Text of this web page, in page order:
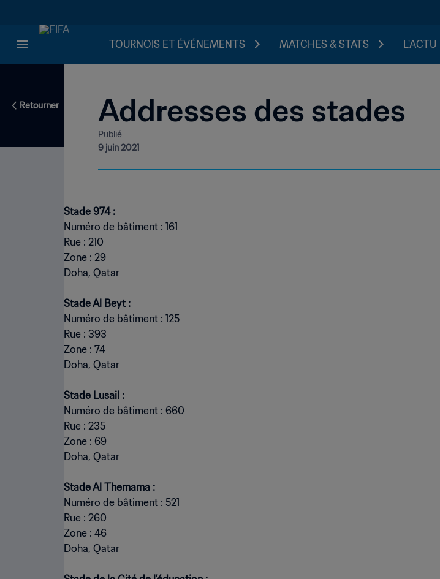
TOURNOIS ET ÉVÉNEMENTS MATCHES & STATS L'ACTU
Retourner Addresses des stades
Publié
9 juin 2021
Stade 974 :
Numéro de bâtiment : 161
Rue : 210
Zone : 29
Doha, Qatar
Numéro de bâtiment : 125
Rue : 393
Zone : 74
Doha, Qatar
Numéro de bâtiment : 660
Rue : 235
Zone : 69
Doha, Qatar
Numéro de bâtiment : 521
Rue : 260
Zone : 46
Doha, Qatar